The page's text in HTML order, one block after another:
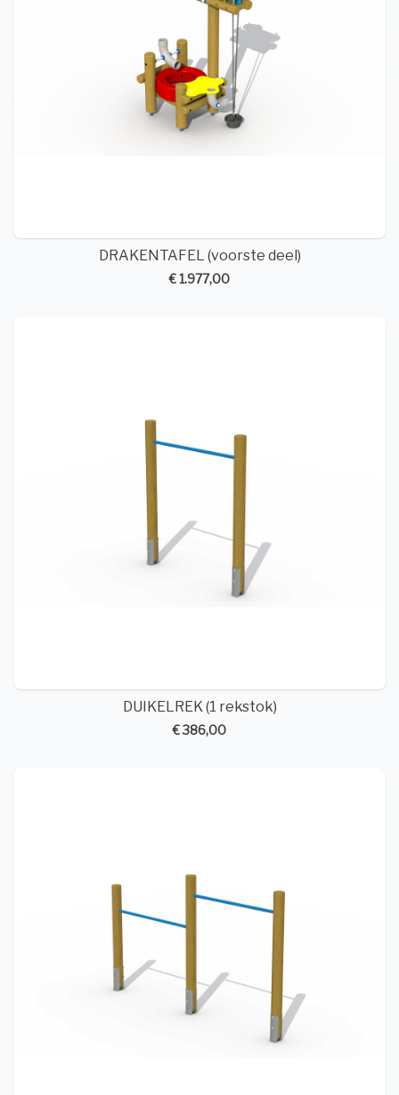
DRAKENTAFEL (voorste deel)
€ 1.977,00
DUIKELREK (1 rekstok)
€ 386,00